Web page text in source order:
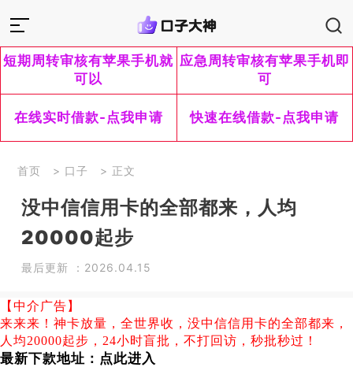
短期周转审核有苹果手机就
可以
应急周转审核有苹果手机即
可
在线实时借款-点我申请 快速在线借款-点我申请
首页 > 口子 > 正文
没中信信用卡的全部都来，人均
20000起步
最后更新 ：2026.04.15
【中介广告】
来来来！神卡放量，全世界收，没中信信用卡的全部都来，
人均20000起步，24小时盲批， 不打回访， 秒批秒过！
最新下款地址： 点此进入